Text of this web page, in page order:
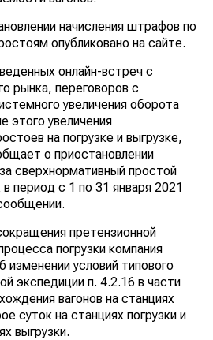
начисления штрафов по
опубликовано на сайте.
онлайн-встреч с
рынка, переговоров с
увеличения оборота
этого увеличения
на погрузке и выгрузке,
о приостановлении
сверхнормативный простой
период с 1 по 31 января 2021
претензионной
погрузки компания
изменении условий типового
экспедиции п. 4.2.16 в части
вагонов на станциях
суток на станциях погрузки и
выгрузки.